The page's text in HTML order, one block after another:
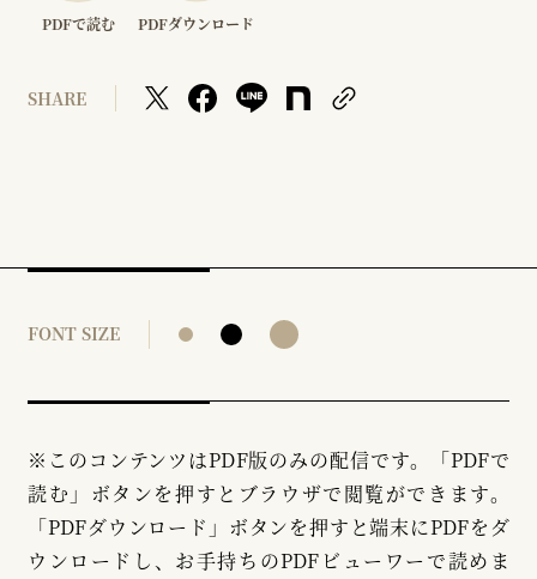
PDFで読む PDFダウンロード
SHARE
FONT SIZE
※このコンテンツはPDF版のみの配信です。「PDFで
読む」ボタンを押すとブラウザで閲覧ができます。
「PDFダウンロード」ボタンを押すと端末にPDFをダ
ウンロードし、お手持ちのPDFビューワーで読めま